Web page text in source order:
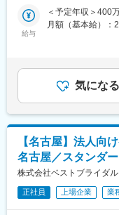
正社員としての雇
・リフレッシュ休
シンプルでスタ
リーズ、郊外の
「アマンダン」シ
地条件や地域特性
■婚礼における状
新たなご予約も順
規の出店計画も
また、パーティー
た別事業もあり、
案、過去にお問
す。
・商談（独り立ち
・オープンまでの
ります。
■働き方
残業月15時間程度
シフト制ではござ
可能な限り希望を
給与
＜予定年収＞400
月額（基本給）：
有＜給与補足＞■
月）■その他固定
まで予定年収です
可能です。賃金は
下する可能性があ
す。
気になる
【名古屋】法人向
名古屋／スタンダ
株式会社ベストブライダル
正社員 上場企業 業